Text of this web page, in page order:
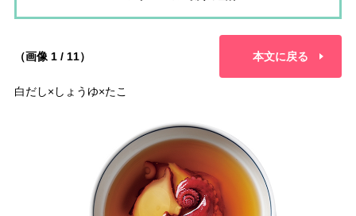
（画像 1 / 11） 本文に戻る
白だし×しょうゆ×たこ